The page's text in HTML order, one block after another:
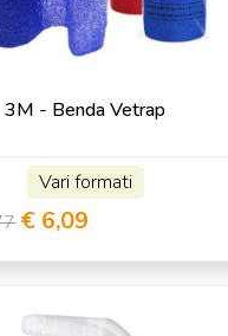
3M - Benda Vetrap
Vari formati
€ 6,09